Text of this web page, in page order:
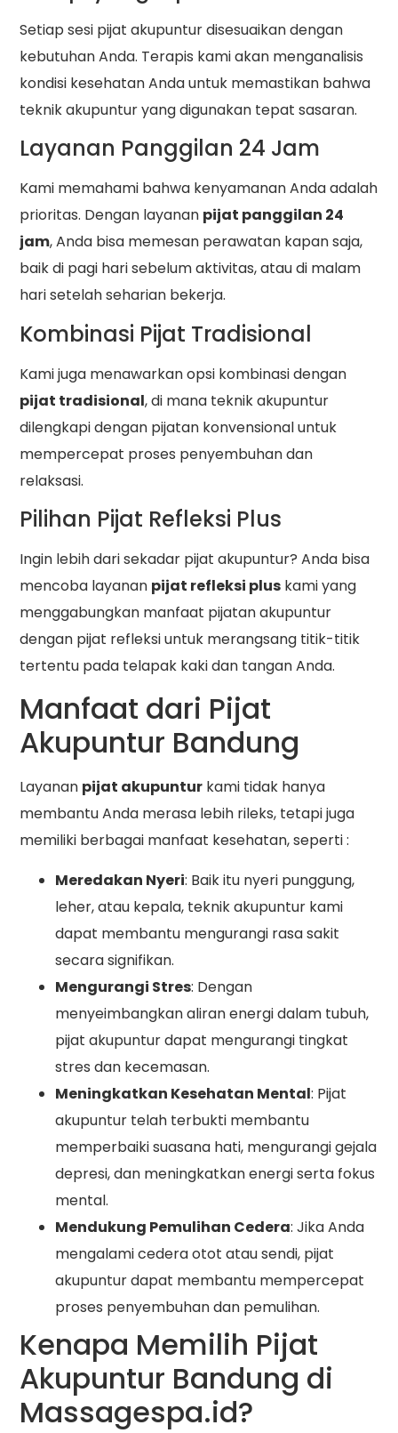
Setiap sesi pijat akupuntur disesuaikan dengan
kebutuhan Anda. Terapis kami akan menganalisis
kondisi kesehatan Anda untuk memastikan bahwa
teknik akupuntur yang digunakan tepat sasaran.
Layanan Panggilan 24 Jam
Kami memahami bahwa kenyamanan Anda adalah
prioritas. Dengan layanan pijat panggilan 24
jam, Anda bisa memesan perawatan kapan saja,
baik di pagi hari sebelum aktivitas, atau di malam
hari setelah seharian bekerja.
Kombinasi Pijat Tradisional
Kami juga menawarkan opsi kombinasi dengan
pijat tradisional, di mana teknik akupuntur
dilengkapi dengan pijatan konvensional untuk
mempercepat proses penyembuhan dan
relaksasi.
Pilihan Pijat Refleksi Plus
Ingin lebih dari sekadar pijat akupuntur? Anda bisa
mencoba layanan pijat refleksi plus kami yang
menggabungkan manfaat pijatan akupuntur
dengan pijat refleksi untuk merangsang titik-titik
tertentu pada telapak kaki dan tangan Anda.
Manfaat dari Pijat
Akupuntur Bandung
Layanan pijat akupuntur kami tidak hanya
membantu Anda merasa lebih rileks, tetapi juga
memiliki berbagai manfaat kesehatan, seperti :
Meredakan Nyeri: Baik itu nyeri punggung,
leher, atau kepala, teknik akupuntur kami
dapat membantu mengurangi rasa sakit
secara signifikan.
Mengurangi Stres: Dengan
menyeimbangkan aliran energi dalam tubuh,
pijat akupuntur dapat mengurangi tingkat
stres dan kecemasan.
Meningkatkan Kesehatan Mental: Pijat
akupuntur telah terbukti membantu
memperbaiki suasana hati, mengurangi gejala
depresi, dan meningkatkan energi serta fokus
mental.
Mendukung Pemulihan Cedera: Jika Anda
mengalami cedera otot atau sendi, pijat
akupuntur dapat membantu mempercepat
proses penyembuhan dan pemulihan.
Kenapa Memilih Pijat
Akupuntur Bandung di
Massagespa.id?